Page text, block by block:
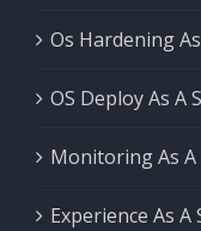
Os Hardening
OS Deploy As A
Monitoring As A
Experience As A